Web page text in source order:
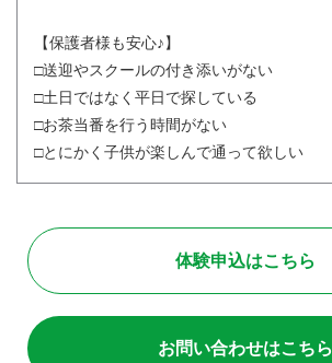
【保護者様も安心♪】
□送迎やスクールの付き添いがない
□土日ではなく平日で探している
□お茶当番を行う時間がない
□とにかく子供が楽しんで通って欲しい
体験申込はこちら
お問い合わせはこちら